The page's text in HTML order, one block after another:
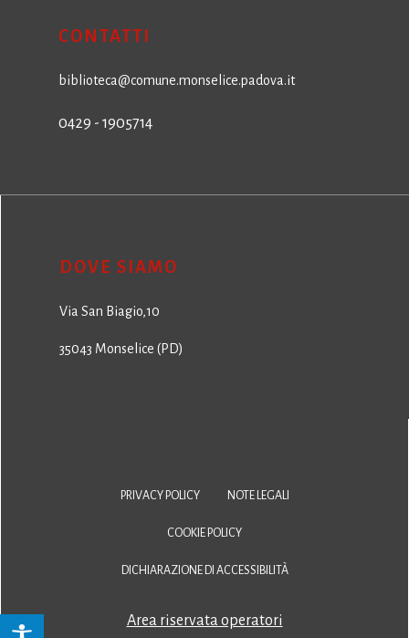
CONTATTI
biblioteca@comune.monselice.padova.it
0429 - 1905714
DOVE SIAMO
Via San Biagio,10
35043 Monselice (PD)
PRIVACY POLICY NOTE LEGALI
COOKIE POLICY
DICHIARAZIONE DI ACCESSIBILITÀ
Area riservata operatori